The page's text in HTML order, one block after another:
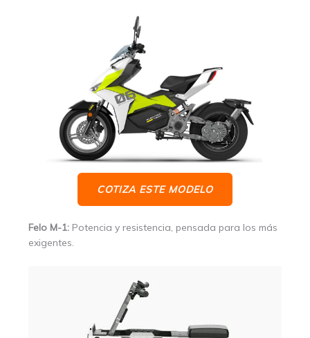
COTIZA ESTE MODELO
Felo M-1: Potencia y resistencia, pensada para los más
exigentes.